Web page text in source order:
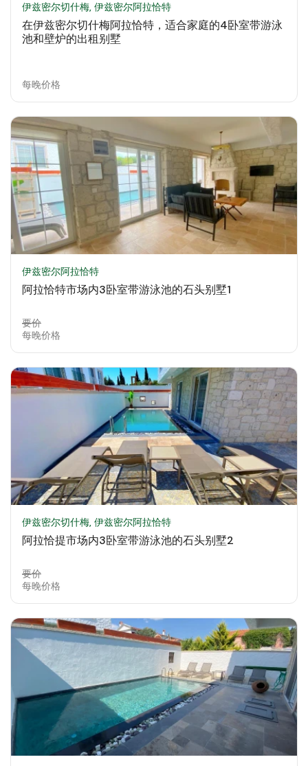
伊兹密尔切什梅, 伊兹密尔阿拉恰特
在伊兹密尔切什梅阿拉恰特，适合家庭的4卧室带游泳
池和壁炉的出租别墅
每晚价格
伊兹密尔阿拉恰特
阿拉恰特市场内3卧室带游泳池的石头别墅1
要价
每晚价格
伊兹密尔切什梅, 伊兹密尔阿拉恰特
阿拉恰提市场内3卧室带游泳池的石头别墅2
要价
每晚价格